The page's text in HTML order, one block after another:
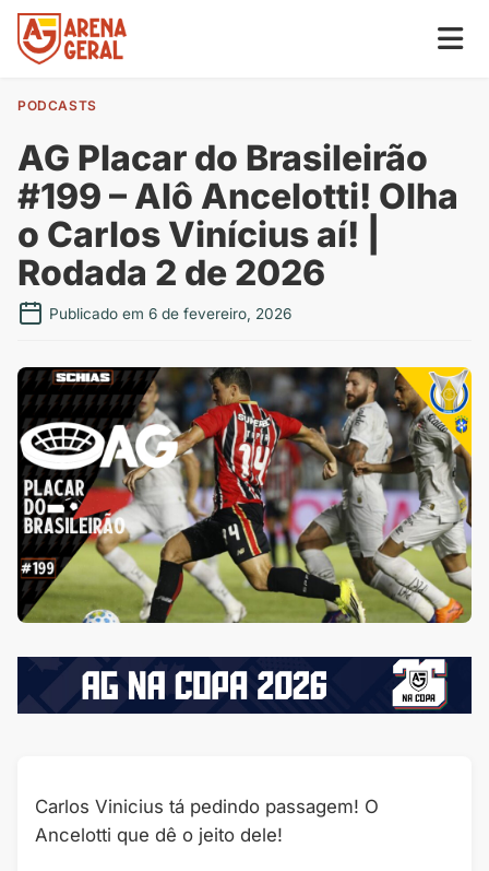
PODCASTS
AG Placar do Brasileirão
#199 – Alô Ancelotti! Olha
o Carlos Vinícius aí! |
Rodada 2 de 2026
Publicado em 6 de fevereiro, 2026
Carlos Vinicius tá pedindo passagem! O
Ancelotti que dê o jeito dele!